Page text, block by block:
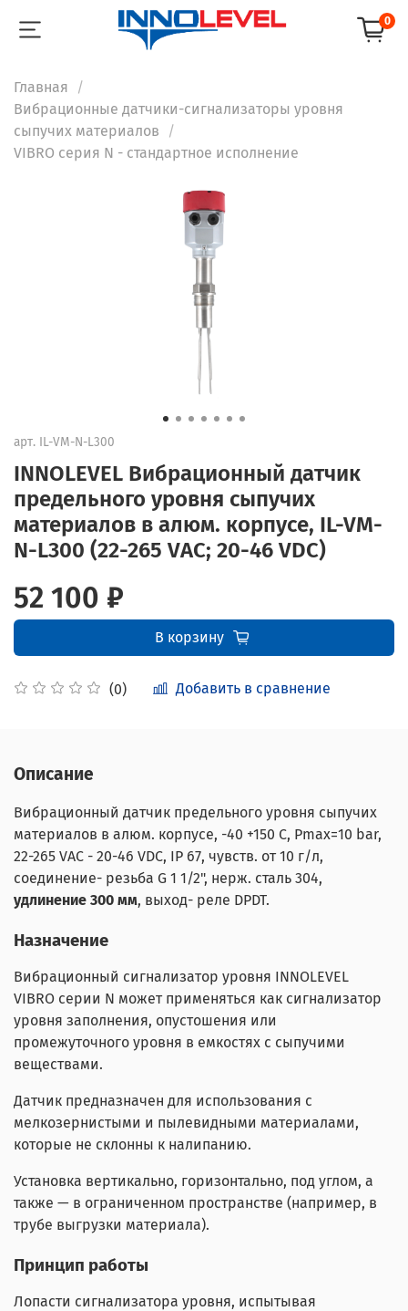
0
Главная
Вибрационные датчики-сигнализаторы уровня
сыпучих материалов
VIBRO серия N - стандартное исполнение
арт. IL-VM-N-L300
INNOLEVEL Вибрационный датчик
предельного уровня сыпучих
материалов в алюм. корпусе, IL-VM-
N-L300 (22-265 VAC; 20-46 VDC)
(0) Добавить в сравнение
52 100 ₽
В корзину
Описание
Вибрационный датчик предельного уровня сыпучих
материалов в алюм. корпусе, -40 +150 С, Pmax=10 bar,
22-265 VAC - 20-46 VDC, IP 67, чувств. от 10 г/л,
соединение- резьба G 1 1/2", нерж. сталь 304,
удлинение 300 мм, выход- реле DPDT.
Назначение
Вибрационный сигнализатор уровня INNOLEVEL
VIBRO серии N может применяться как сигнализатор
уровня заполнения, опустошения или
промежуточного уровня в емкостях с сыпучими
веществами.
Датчик предназначен для использования с
мелкозернистыми и пылевидными материалами,
которые не склонны к налипанию.
Установка вертикально, горизонтально, под углом, а
также — в ограниченном пространстве (например, в
трубе выгрузки материала).
Принцип работы
Лопасти сигнализатора уровня, испытывая